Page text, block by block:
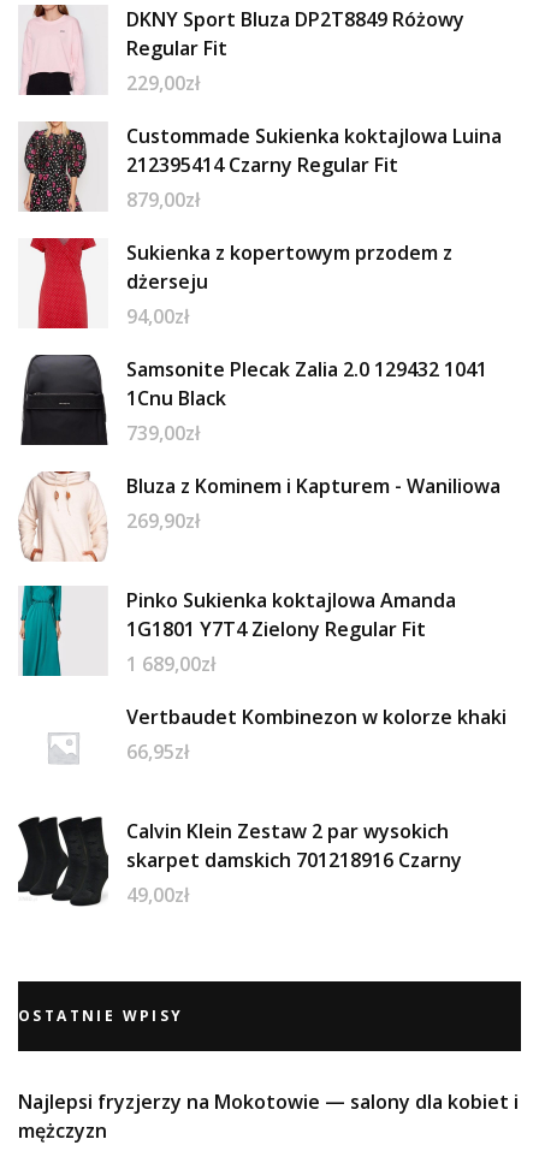
DKNY Sport Bluza DP2T8849 Różowy
Regular Fit
229,00zł
Custommade Sukienka koktajlowa Luina
212395414 Czarny Regular Fit
879,00zł
Sukienka z kopertowym przodem z
dżerseju
94,00zł
Samsonite Plecak Zalia 2.0 129432 1041
1Cnu Black
739,00zł
Bluza z Kominem i Kapturem - Waniliowa
269,90zł
Pinko Sukienka koktajlowa Amanda
1G1801 Y7T4 Zielony Regular Fit
1 689,00zł
Vertbaudet Kombinezon w kolorze khaki
66,95zł
Calvin Klein Zestaw 2 par wysokich
skarpet damskich 701218916 Czarny
49,00zł
OSTATNIE WPISY
Najlepsi fryzjerzy na Mokotowie — salony dla kobiet i
mężczyzn